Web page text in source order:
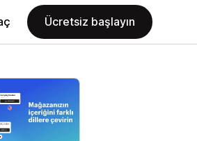
Ücretsiz başlayın